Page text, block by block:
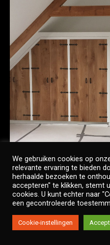
We gebruiken cookies op
relevante ervaring te bieden
herhaalde bezoeken te
accepteren" te klikken, stemt
cookies. U kunt echter naar
een gecontroleerde
Cookie-instellingen